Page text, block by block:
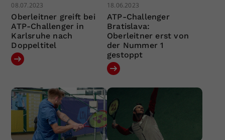
08.07.2023
Oberleitner greift bei
ATP-Challenger in
Karlsruhe nach
Doppeltitel
18.06.2023
ATP-Challenger
Bratislava:
Oberleitner erst von
der Nummer 1
gestoppt